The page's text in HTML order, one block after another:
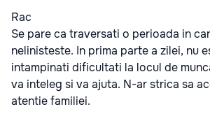
Rac
Se pare ca traversati o perioada in
nelinisteste. In prima parte a zilei, nu
intampinati dificultati la locul de
va inteleg si va ajuta. N-ar strica sa
atentie familiei.